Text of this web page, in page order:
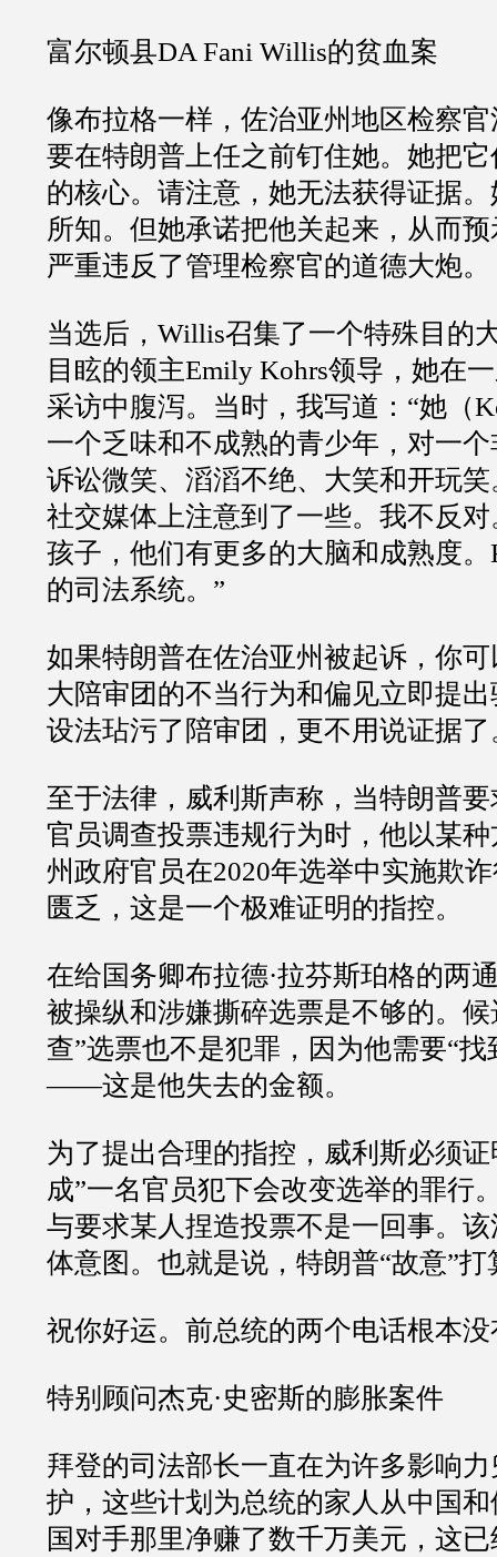
富尔顿县DA Fani Willis的贫血案
像布拉格一样，佐治亚州地区检察官
要在特朗普上任之前钉住她。她把
的核心。请注意，她无法获得证据
所知。但她承诺把他关起来，从而
严重违反了管理检察官的道德大炮。
当选后， Willis召集了一个特殊目的
目眩的领主Emily Kohrs领导，她在
采访中腹泻。当时，我写道： “她（
一个乏味和不成熟的青少年，对一
诉讼微笑、滔滔不绝、大笑和开玩笑
社交媒体上注意到了一些。我不反
孩子，他们有更多的大脑和成熟度。
的司法系统。 ”
如果特朗普在佐治亚州被起诉，你
大陪审团的不当行为和偏见立即提
设法玷污了陪审团，更不用说证据了
至于法律，威利斯声称，当特朗普
官员调查投票违规行为时，他以某
州政府官员在2020年选举中实施欺
匮乏，这是一个极难证明的指控。
在给国务卿布拉德·拉芬斯珀格的两
被操纵和涉嫌撕碎选票是不够的。
查”选票也不是犯罪，因为他需要“找
——这是他失去的金额。
为了提出合理的指控，威利斯必须
成”一名官员犯下会改变选举的罪行
与要求某人捏造投票不是一回事。
体意图。也就是说，特朗普“故意”打
祝你好运。前总统的两个电话根本
特别顾问杰克·史密斯的膨胀案件
拜登的司法部长一直在为许多影响
护，这些计划为总统的家人从中国
国对手那里净赚了数千万美元，这